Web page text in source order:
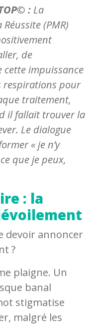
: La
(PMR)
de
impuissance
respirations pour
traitement,
il fallait trouver la
Le dialogue
« je n’y
que je peux,
: la
devoir annoncer
?
plaigne. Un
banal
stigmatise
malgré les